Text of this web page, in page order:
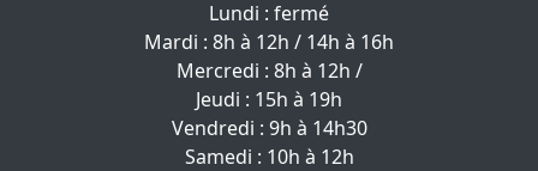
Lundi : fermé
Mardi : 8h à 12h / 14h à 16h
Mercredi : 8h à 12h /
Jeudi : 15h à 19h
Vendredi : 9h à 14h30
Samedi : 10h à 12h